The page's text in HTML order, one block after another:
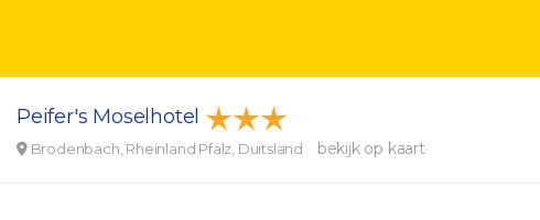
Peifer's Moselhotel
Brodenbach, Rheinland Pfalz, Duitsland bekijk op kaart